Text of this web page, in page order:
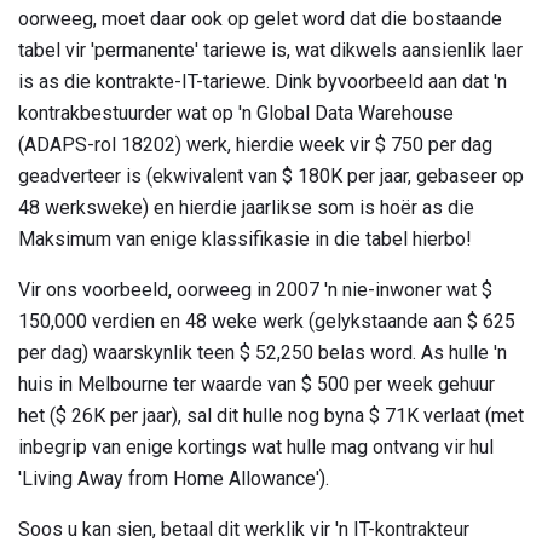
oorweeg, moet daar ook op gelet word dat die bostaande
tabel vir 'permanente' tariewe is, wat dikwels aansienlik laer
is as die kontrakte-IT-tariewe. Dink byvoorbeeld aan dat 'n
kontrakbestuurder wat op 'n Global Data Warehouse
(ADAPS-rol 18202) werk, hierdie week vir $ 750 per dag
geadverteer is (ekwivalent van $ 180K per jaar, gebaseer op
48 werksweke) en hierdie jaarlikse som is hoër as die
Maksimum van enige klassifikasie in die tabel hierbo!
Vir ons voorbeeld, oorweeg in 2007 'n nie-inwoner wat $
150,000 verdien en 48 weke werk (gelykstaande aan $ 625
per dag) waarskynlik teen $ 52,250 belas word. As hulle 'n
huis in Melbourne ter waarde van $ 500 per week gehuur
het ($ 26K per jaar), sal dit hulle nog byna $ 71K verlaat (met
inbegrip van enige kortings wat hulle mag ontvang vir hul
'Living Away from Home Allowance').
Soos u kan sien, betaal dit werklik vir 'n IT-kontrakteur